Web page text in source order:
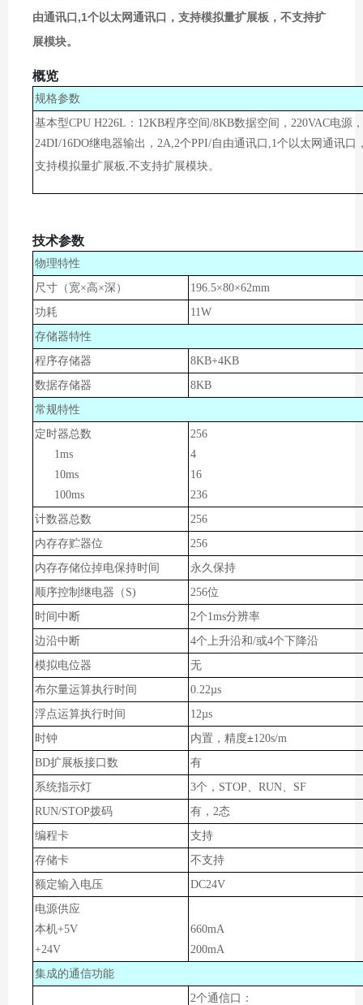
由通讯口,1个以太网通讯口，支持模拟量扩展板，不支持扩
展模块。
概览
规格参数
基本型CPU H226L：12KB程序空间/8KB数据空间，220VAC电源，
24DI/16DO继电器输出，2A,2个PPI/自由通讯口,1个以太网通讯口
支持模拟量扩展板,不支持扩展模块。
技术参数
物理特性
尺寸（宽×高×深）
196.5×80×62mm
功耗
11W
存储器特性
程序存储器
8KB+4KB
数据存储器
8KB
常规特性
定时器总数
1ms
10ms
100ms
256
4
16
236
计数器总数
256
内存存贮器位
256
内存存储位掉电保持时间
永久保持
顺序控制继电器（S)
256位
时间中断
2个1ms分辨率
边沿中断
4个上升沿和/或4个下降沿
模拟电位器
无
布尔量运算执行时间
0.22µs
浮点运算执行时间
12µs
时钟
内置，精度±120s/m
BD扩展板接口数
有
系统指示灯
3个，STOP、RUN、SF
RUN/STOP拨码
有，2态
编程卡
支持
存储卡
不支持
额定输入电压
DC24V
电源供应
本机+5V
+24V
660mA
200mA
集成的通信功能
2个通信口：